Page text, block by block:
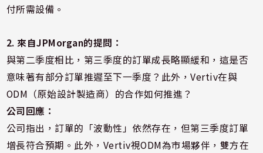
付所需設備。
2. 來自JPMorgan的提問：
與第二季度相比，第三季度的訂單成長略顯緩和，這是否
意味著有部分訂單推遲至下一季度？此外，Vertiv在與
ODM（原始設計製造商）的合作如何推進？
公司回應：
公司指出，訂單的「波動性」依然存在，但第三季度訂單
增長符合預期。此外，Vertiv視ODM為市場夥伴，雙方在